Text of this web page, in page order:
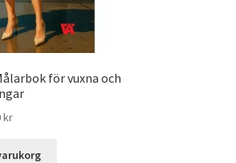
för vuxna och
kr